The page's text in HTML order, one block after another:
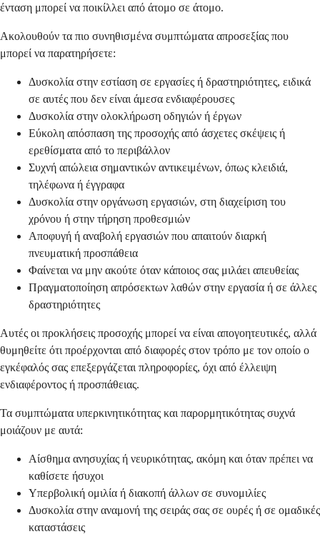
ένταση μπορεί να ποικίλλει από άτομο σε άτομο.
Ακολουθούν τα πιο συνηθισμένα συμπτώματα απροσεξίας που
μπορεί να παρατηρήσετε:
Δυσκολία στην εστίαση σε εργασίες ή δραστηριότητες, ειδικά
σε αυτές που δεν είναι άμεσα ενδιαφέρουσες
Δυσκολία στην ολοκλήρωση οδηγιών ή έργων
Εύκολη απόσπαση της προσοχής από άσχετες σκέψεις ή
ερεθίσματα από το περιβάλλον
Συχνή απώλεια σημαντικών αντικειμένων, όπως κλειδιά,
τηλέφωνα ή έγγραφα
Δυσκολία στην οργάνωση εργασιών, στη διαχείριση του
χρόνου ή στην τήρηση προθεσμιών
Αποφυγή ή αναβολή εργασιών που απαιτούν διαρκή
πνευματική προσπάθεια
Φαίνεται να μην ακούτε όταν κάποιος σας μιλάει απευθείας
Πραγματοποίηση απρόσεκτων λαθών στην εργασία ή σε άλλες
δραστηριότητες
Αυτές οι προκλήσεις προσοχής μπορεί να είναι απογοητευτικές, αλλά
θυμηθείτε ότι προέρχονται από διαφορές στον τρόπο με τον οποίο ο
εγκέφαλός σας επεξεργάζεται πληροφορίες, όχι από έλλειψη
ενδιαφέροντος ή προσπάθειας.
Τα συμπτώματα υπερκινητικότητας και παρορμητικότητας συχνά
μοιάζουν με αυτά:
Αίσθημα ανησυχίας ή νευρικότητας, ακόμη και όταν πρέπει να
καθίσετε ήσυχοι
Υπερβολική ομιλία ή διακοπή άλλων σε συνομιλίες
Δυσκολία στην αναμονή της σειράς σας σε ουρές ή σε ομαδικές
καταστάσεις